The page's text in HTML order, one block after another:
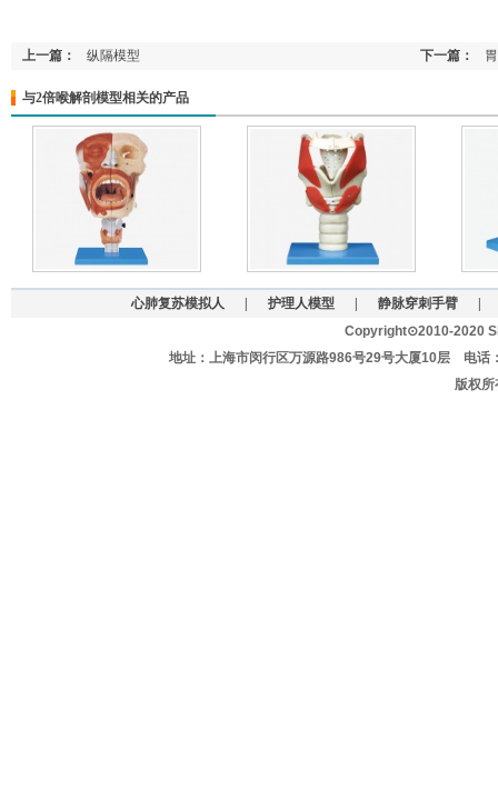
上一篇： 纵隔模型 下一篇：
与2倍喉解剖模型相关的产品
心肺复苏模拟人 护理人模型 静脉穿刺手臂
Copyright⊙2010-2020
地址：上海市闵行区万源路986号29号大厦10层 电
版权